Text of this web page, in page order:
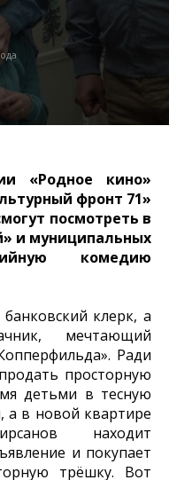
«Родное кино»
фронт 71»
посмотреть в
и муниципальных
комедию
клерк, а
мечтающий
Ради
просторную
детьми в тесную
а в новой квартире
находит
и покупает
трёшку. Вот